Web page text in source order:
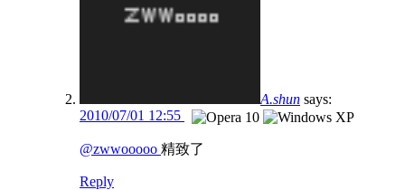
A.shun says:
2010/07/01 12:55
@zwwooooo 精致了
Reply